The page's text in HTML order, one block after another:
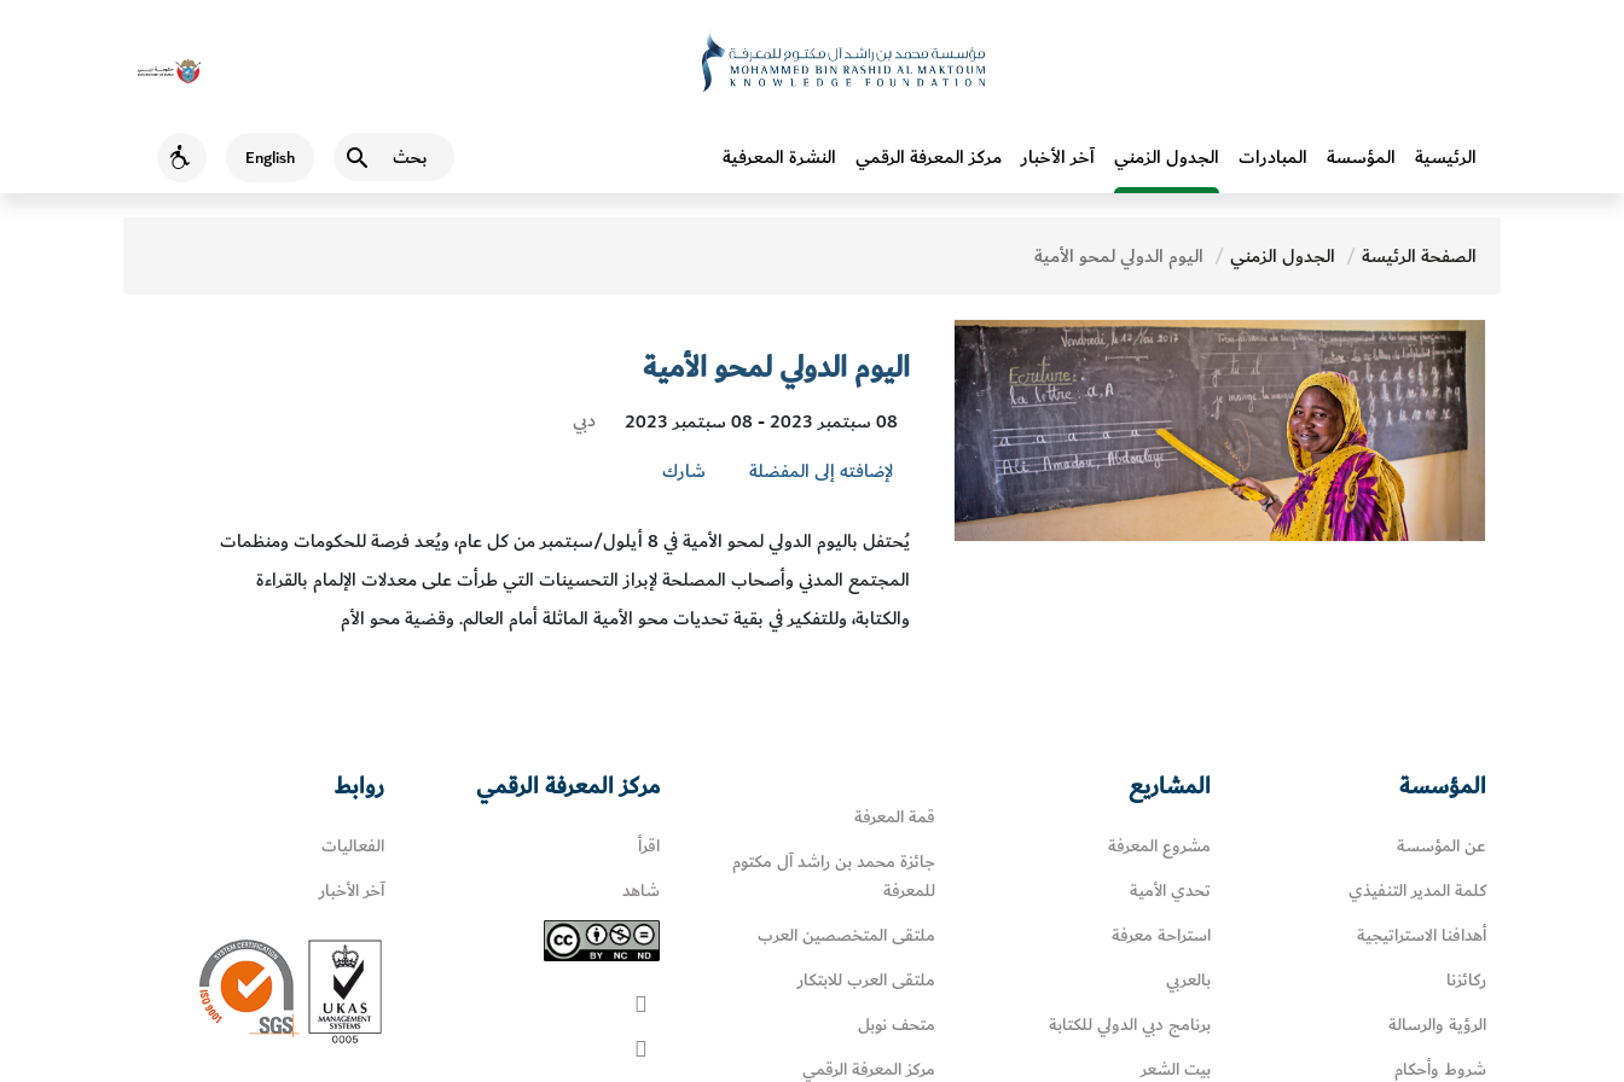
English
Accessibility الرئيسية المؤسسة المبادرات‎ الجدول الزمني آخر الأخبار مركز المعرفة الرقمي النشرة المعرفية
الصفحة الرئيسة الجدول الزمني اليوم الدولي لمحو الأمية
اليوم الدولي لمحو الأمية
08 سبتمبر 2023 - 08 سبتمبر 2023
Visit
دبي
لإضافته إلى المفضلة
شارك
يُحتفل باليوم الدولي لمحو الأمية في 8 أيلول/سبتمبر من كل عام، ويُعد فرصة للحكومات ومنظمات
المجتمع المدني وأصحاب المصلحة لإبراز التحسينات التي طرأت على معدلات الإلمام بالقراءة
والكتابة، وللتفكير في بقية تحديات محو الأمية الماثلة أمام العالم. وقضية محو الأم
المؤسسة
عن المؤسسة
كلمة المدير التنفيذي
أهدافنا الاستراتيجية
ركائزنا
الرؤية والرسالة
شروط وأحكام
المشاريع
مشروع المعرفة
تحدي الأمية
استراحة معرفة
بالعربي
برنامج دبي الدولي للكتابة
بيت الشعر
قمة المعرفة
جائزة محمد بن راشد آل مكتوم
للمعرفة
ملتقى المتخصصين العرب
ملتقى العرب للابتكار
متحف نوبل
مركز المعرفة الرقمي
مركز المعرفة الرقمي
اقرأ
شاهد
روابط
الفعاليات
آخر الأخبار